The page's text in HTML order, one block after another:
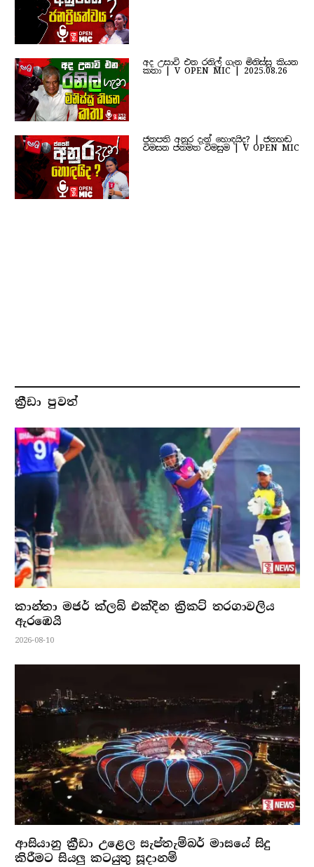
අද උසාවි එන රනිල් ගැන මිනිස්සු කියන
කතා | V OPEN MIC | 2025.08.26
ජනපති අනුර දැන් හොඳයිද? | ජනහඬ
විමසන ජනමත විමසුම | V OPEN MIC
ක්‍රීඩා පුවත්
කාන්තා මජර් ක්ලබ් එක්දින ක්‍රිකට් තරගාවලිය
ඇරඹෙයි
2026-08-10
ආසියානු ක්‍රීඩා උළෙල සැප්තැම්බර් මාසයේ සිදු
කිරීමට සියලු කටයුතු සූදානම්